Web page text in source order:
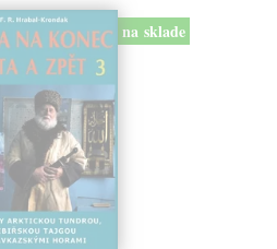
na sklade